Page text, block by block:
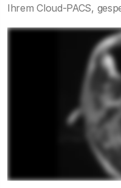
Ihrem Cloud-PACS,